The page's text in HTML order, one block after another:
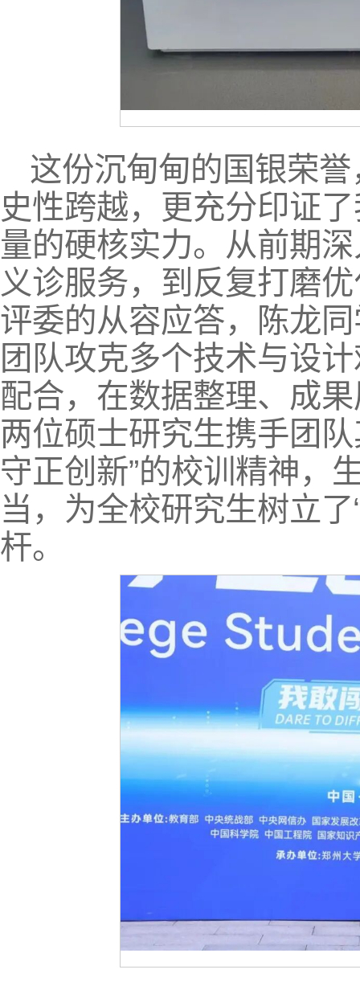
这份沉甸甸的国银荣
史性跨越，更充分印证
量的硬核实力。从前期
义诊服务，到反复打磨
评委的从容应答，陈龙
团队攻克多个技术与设
配合，在数据整理、成
两位硕士研究生携手团
守正创新”的校训精神，
当，为全校研究生树立
杆。